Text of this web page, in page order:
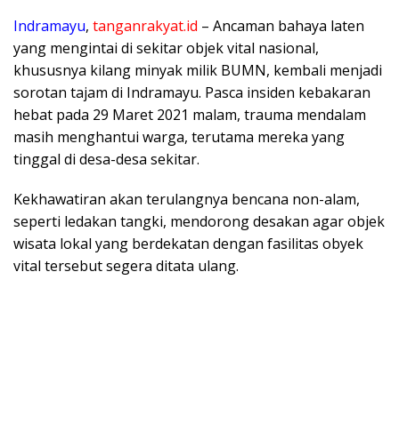
Indramayu, tanganrakyat.id – Ancaman bahaya laten
yang mengintai di sekitar objek vital nasional,
khususnya kilang minyak milik BUMN, kembali menjadi
sorotan tajam di Indramayu. Pasca insiden kebakaran
hebat pada 29 Maret 2021 malam, trauma mendalam
masih menghantui warga, terutama mereka yang
tinggal di desa-desa sekitar.
Kekhawatiran akan terulangnya bencana non-alam,
seperti ledakan tangki, mendorong desakan agar objek
wisata lokal yang berdekatan dengan fasilitas obyek
vital tersebut segera ditata ulang.